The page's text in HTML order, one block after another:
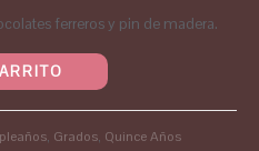
ferreros y pin de madera.
, Grados, Quince Años